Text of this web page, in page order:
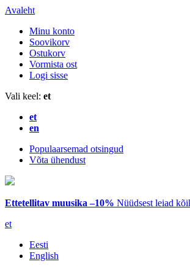
Avaleht
Minu konto
Soovikorv
Ostukorv
Vormista ost
Logi sisse
Vali keel: et
et
en
Populaarsemad otsingud
Võta ühendust
Ettetellitav muusika –10% Nüüdsest leiad
et
Eesti
English